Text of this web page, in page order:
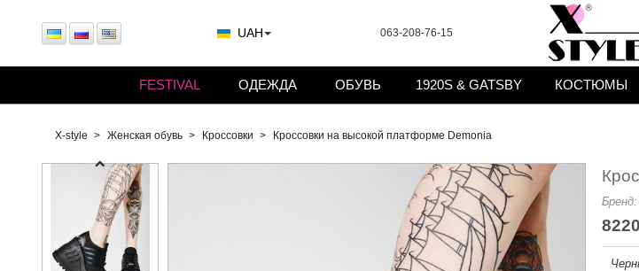
UAH 063-208-76-15
X-style Женская обувь Кроссовки Кроссовки на высокой платформе Demonia
Бренд:
FESTIVAL ОДЕЖДА ОБУВЬ 1920S & GATSBY КОСТЮМЫ